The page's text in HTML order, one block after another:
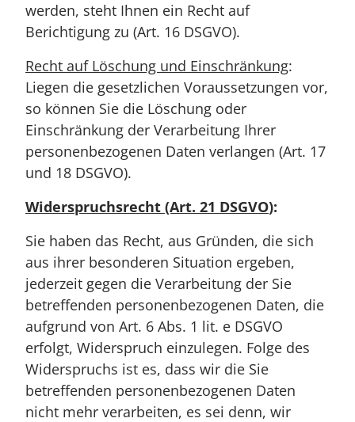
werden, steht Ihnen ein Recht auf
Berichtigung zu (Art. 16 DSGVO).
Recht auf Löschung und Einschränkung:
Liegen die gesetzlichen Voraussetzungen vor,
so können Sie die Löschung oder
Einschränkung der Verarbeitung Ihrer
personenbezogenen Daten verlangen (Art. 17
und 18 DSGVO).
Widerspruchsrecht (Art. 21 DSGVO):
Sie haben das Recht, aus Gründen, die sich
aus ihrer besonderen Situation ergeben,
jederzeit gegen die Verarbeitung der Sie
betreffenden personenbezogenen Daten, die
aufgrund von Art. 6 Abs. 1 lit. e DSGVO
erfolgt, Widerspruch einzulegen. Folge des
Widerspruchs ist es, dass wir die Sie
betreffenden personenbezogenen Daten
nicht mehr verarbeiten, es sei denn, wir